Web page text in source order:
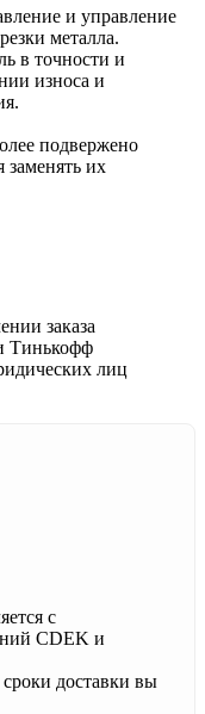
и управление
металла.
в точности и
износа и
подвержено
заменять их
заказа
Тинькофф
лиц
с
CDEK и
доставки вы